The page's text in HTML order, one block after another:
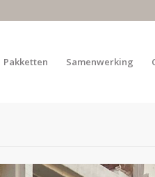
Pakketten Samenwerking